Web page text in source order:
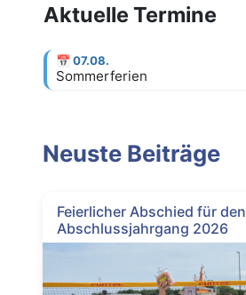
Aktuelle Termine
📅 07.08.
Sommerferien
Neuste Beiträge
Feierlicher Abschied für den
Abschlussjahrgang 2026